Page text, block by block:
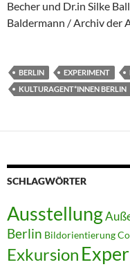
Becher und Dr.in Silke
Baldermann / Archiv der
BERLIN EXPERIMENT
KULTURAGENT*INNEN BERLIN
SCHLAGWÖRTER
Ausstellung
Berlin Bildorientierung
Exkursion